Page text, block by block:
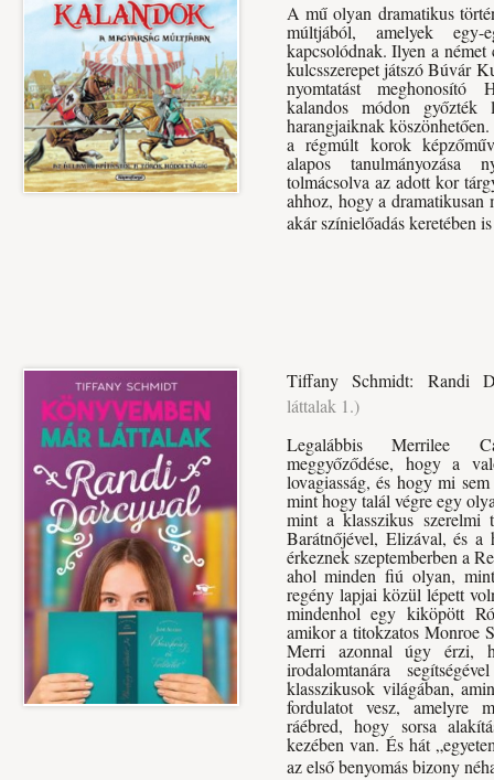
A mű olyan dramatikus
múltjából, amelyek egy-
kapcsolódnak. Ilyen a német
kulcsszerepet játszó Búvár
nyomtatást meghonosító
kalandos módon
harangjaiknak
a régmúlt korok
alapos tanulmányozása
tolmácsolva az adott kor
ahhoz, hogy a dramatikusan
akár színielőadás keretében
Tiffany Schmidt: Randi
láttalak 1.)
Legalábbis Merrilee
meggyőződése, hogy a
lovagiasság, és hogy mi
mint hogy talál végre egy
mint a klasszikus szerelmi
Barátnőjével, Elizával, és
érkeznek szeptemberben a
ahol minden fiú olyan,
regény lapjai közül lépett
mindenhol egy kiköpött
amikor a titokzatos Monroe
Merri azonnal úgy érzi,
irodalomtanára
klasszikusok világában,
fordulatot vesz, amelyre
ráébred, hogy sorsa
kezében van. És hát
az első benyomás bizony